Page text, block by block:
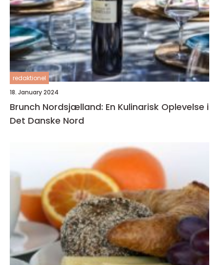
redaktionel
18. January 2024
Brunch Nordsjælland: En Kulinarisk Oplevelse i
Det Danske Nord